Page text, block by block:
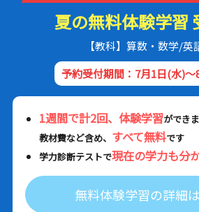
夏の無料体験学習
【教科】算数・数学/英
予約受付期間：7月1日(水)
1週間で計2回、体験学習ができ
教材費など含め、 すべて無料です
学力診断テストで現在の学力も分
無料体験学習の詳細